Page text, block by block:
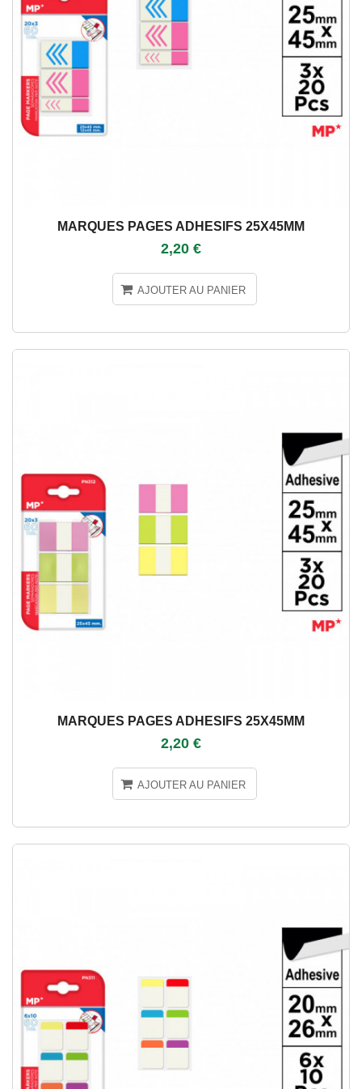
MARQUES PAGES ADHESIFS 25X45MM
2,20 €
AJOUTER AU PANIER
MARQUES PAGES ADHESIFS 25X45MM
2,20 €
AJOUTER AU PANIER